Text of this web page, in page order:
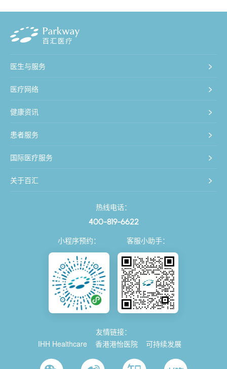
医生与服务
医疗网络
健康资讯
患者服务
国际医疗服务
关于百汇
热线电话：
400-819-6622
小程序预约： 客服小助手：
友情链接：
IHH Healthcare
香港港怡医院 可持续发展